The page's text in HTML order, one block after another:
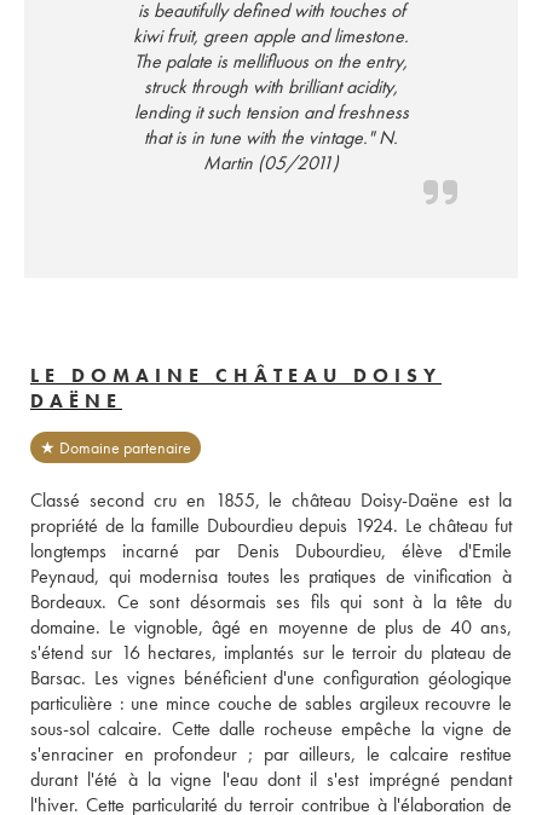
is beautifully defined with touches of
kiwi fruit, green apple and limestone.
The palate is mellifluous on the entry,
struck through with brilliant acidity,
lending it such tension and freshness
that is in tune with the vintage." N.
Martin (05/2011)
LE DOMAINE CHÂTEAU DOISY
DAËNE
★ Domaine partenaire
Classé second cru en 1855, le château Doisy-Daëne est la
propriété de la famille Dubourdieu depuis 1924. Le château fut
longtemps incarné par Denis Dubourdieu, élève d'Emile
Peynaud, qui modernisa toutes les pratiques de vinification à
Bordeaux. Ce sont désormais ses fils qui sont à la tête du
domaine. Le vignoble, âgé en moyenne de plus de 40 ans,
s'étend sur 16 hectares, implantés sur le terroir du plateau de
Barsac. Les vignes bénéficient d'une configuration géologique
particulière : une mince couche de sables argileux recouvre le
sous-sol calcaire. Cette dalle rocheuse empêche la vigne de
s'enraciner en profondeur ; par ailleurs, le calcaire restitue
durant l'été à la vigne l'eau dont il s'est imprégné pendant
l'hiver. Cette particularité du terroir contribue à l'élaboration de